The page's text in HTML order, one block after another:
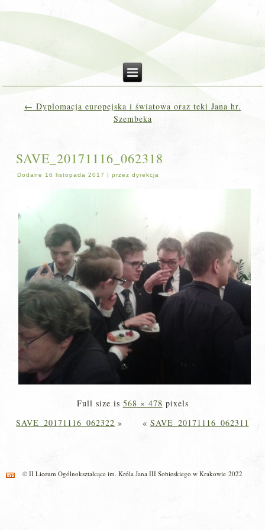
← Dyplomacja europejska i światowa oraz teki Jana hr.
Szembeka
SAVE_20171116_062318
Dodane 16 listopada 2017 |przez dyrekcja
Full size is 568 × 478 pixels
SAVE_20171116_062322 » « SAVE_20171116_062311
© II Liceum Ogólnokształcące im. Króla Jana III Sobieskiego w Krakowie 2022